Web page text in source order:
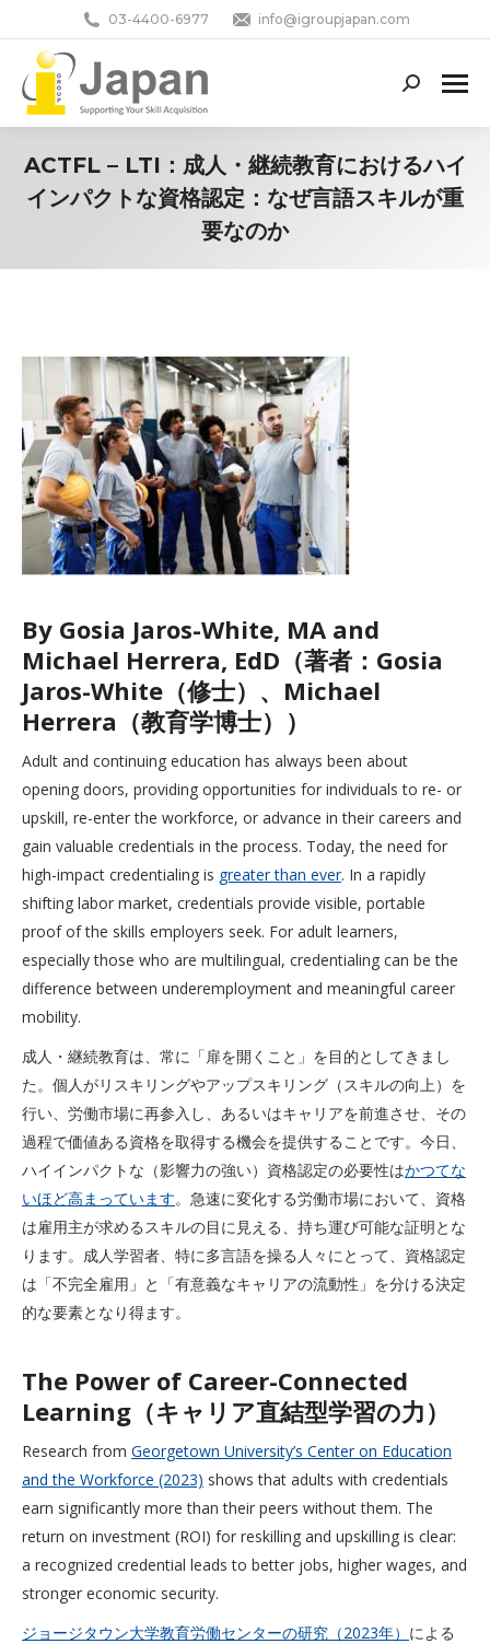
03-4400-6977 info@igroupjapan.com
Search:
ACTFL – LTI：成人・継続教育におけるハイ
インパクトな資格認定：なぜ言語スキルが重
要なのか
By Gosia Jaros-White, MA and
Michael Herrera, EdD（著者：Gosia
Jaros-White（修士）、Michael
Herrera（教育学博士））
Adult and continuing education has always been about
opening doors, providing opportunities for individuals to re- or
upskill, re-enter the workforce, or advance in their careers and
gain valuable credentials in the process. Today, the need for
high-impact credentialing is greater than ever. In a rapidly
shifting labor market, credentials provide visible, portable
proof of the skills employers seek. For adult learners,
especially those who are multilingual, credentialing can be the
difference between underemployment and meaningful career
mobility.
成人・継続教育は、常に「扉を開くこと」を目的としてきまし
た。個人がリスキリングやアップスキリング（スキルの向上）を
行い、労働市場に再参入し、あるいはキャリアを前進させ、その
過程で価値ある資格を取得する機会を提供することです。今日、
ハイインパクトな（影響力の強い）資格認定の必要性はかつてな
いほど高まっています。急速に変化する労働市場において、資格
は雇用主が求めるスキルの目に見える、持ち運び可能な証明とな
ります。成人学習者、特に多言語を操る人々にとって、資格認定
は「不完全雇用」と「有意義なキャリアの流動性」を分ける決定
的な要素となり得ます。
The Power of Career-Connected
Learning（キャリア直結型学習の力）
Research from Georgetown University’s Center on Education
and the Workforce (2023) shows that adults with credentials
earn significantly more than their peers without them. The
return on investment (ROI) for reskilling and upskilling is clear:
a recognized credential leads to better jobs, higher wages, and
stronger economic security.
ジョージタウン大学教育労働センターの研究（2023年） による